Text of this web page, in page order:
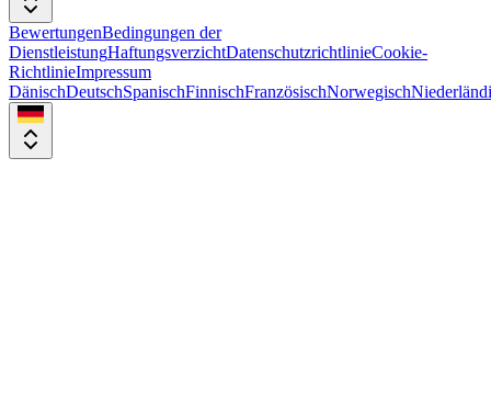
BewertungenBedingungen der
DienstleistungHaftungsverzichtDatenschutzrichtlinieCookie-
RichtlinieImpressum
DänischDeutschSpanischFinnischFranzösischNorwegisch